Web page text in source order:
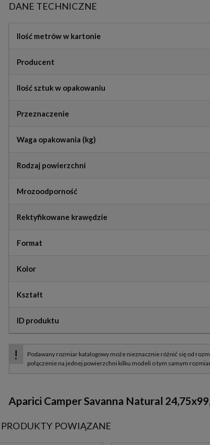
DANE TECHNICZNE
Ilość metrów w kartonie
Producent
Ilość sztuk w opakowaniu
Przeznaczenie
Waga opakowania (kg)
Rodzaj powierzchni
Mrozoodporność
Rektyfikowane krawędzie
Format
Kolor
Kształt
ID produktu
Aparici Camper Savanna Natural
PRODUKTY POWIĄZANE